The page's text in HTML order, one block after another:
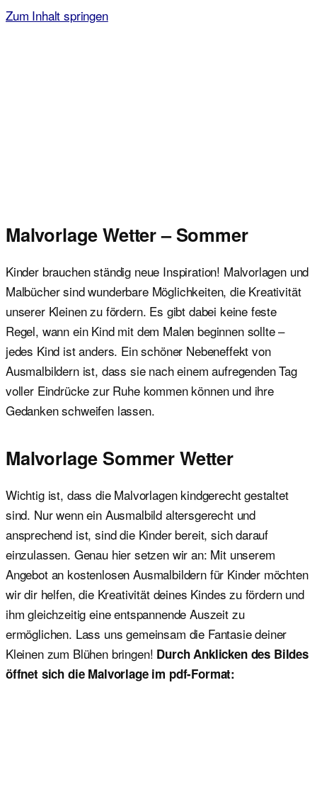
Zum Inhalt springen
Malvorlage Wetter – Sommer
Kinder brauchen ständig neue Inspiration! Malvorlagen und
Malbücher sind wunderbare Möglichkeiten, die Kreativität
unserer Kleinen zu fördern. Es gibt dabei keine feste
Regel, wann ein Kind mit dem Malen beginnen sollte –
jedes Kind ist anders. Ein schöner Nebeneffekt von
Ausmalbildern ist, dass sie nach einem aufregenden Tag
voller Eindrücke zur Ruhe kommen können und ihre
Gedanken schweifen lassen.
Malvorlage Sommer Wetter
Wichtig ist, dass die Malvorlagen kindgerecht gestaltet
sind. Nur wenn ein Ausmalbild altersgerecht und
ansprechend ist, sind die Kinder bereit, sich darauf
einzulassen. Genau hier setzen wir an: Mit unserem
Angebot an kostenlosen Ausmalbildern für Kinder möchten
wir dir helfen, die Kreativität deines Kindes zu fördern und
ihm gleichzeitig eine entspannende Auszeit zu
ermöglichen. Lass uns gemeinsam die Fantasie deiner
Kleinen zum Blühen bringen! Durch Anklicken des Bildes
öffnet sich die Malvorlage im pdf-Format: